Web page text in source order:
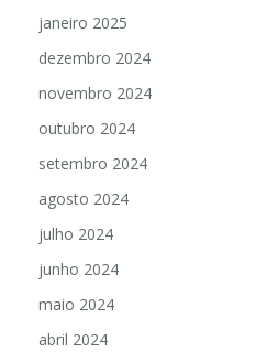
janeiro 2025
dezembro 2024
novembro 2024
outubro 2024
setembro 2024
agosto 2024
julho 2024
junho 2024
maio 2024
abril 2024